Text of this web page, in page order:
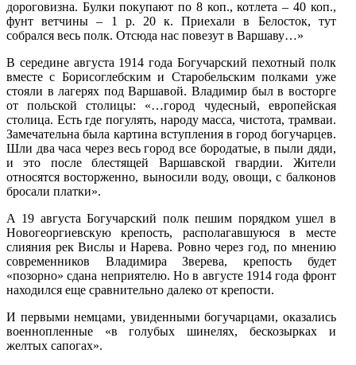
дороговизна. Булки покупают по 8 коп., котлета – 40 коп.,
фунт ветчины – 1 р. 20 к. Приехали в Белосток, тут
собрался весь полк. Отсюда нас повезут в Варшаву…»
В середине августа 1914 года Богучарский пехотный полк
вместе с Борисоглебским и Старобельским полками уже
стояли в лагерях под Варшавой. Владимир был в восторге
от польской столицы: «…город чудесный, европейская
столица. Есть где погулять, народу масса, чистота, трамваи.
Замечательна была картина вступления в город богучарцев.
Шли два часа через весь город все бородатые, в пыли дяди,
и это после блестящей Варшавской гвардии. Жители
относятся восторженно, выносили воду, овощи, с балконов
бросали платки».
А 19 августа Богучарский полк пешим порядком ушел в
Новогеоргиевскую крепость, располагавшуюся в месте
слияния рек Вислы и Нарева. Ровно через год, по мнению
современников Владимира Зверева, крепость будет
«позорно» сдана неприятелю. Но в августе 1914 года фронт
находился еще сравнительно далеко от крепости.
И первыми немцами, увиденными богучарцами, оказались
военнопленные «в голубых шинелях, бескозырках и
желтых сапогах».